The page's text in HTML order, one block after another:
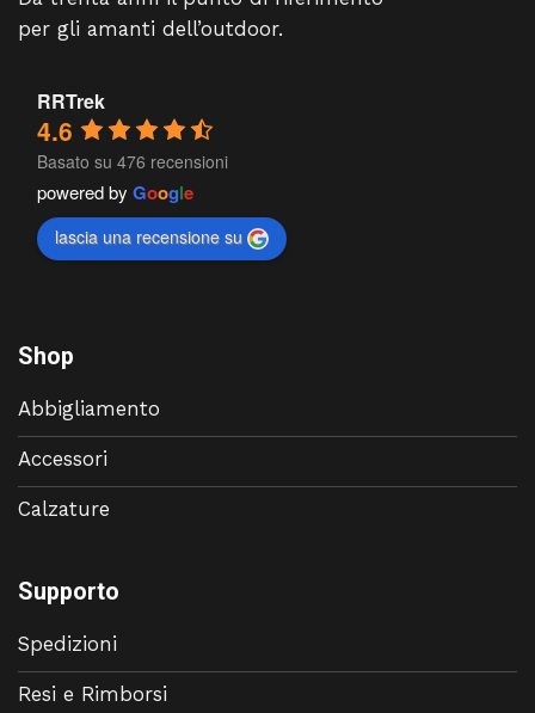
per gli amanti dell’outdoor.
RRTrek
4.6
Basato su 476 recensioni
powered by Google
lascia una recensione su
Shop
Abbigliamento
Accessori
Calzature
Supporto
Spedizioni
Resi e Rimborsi